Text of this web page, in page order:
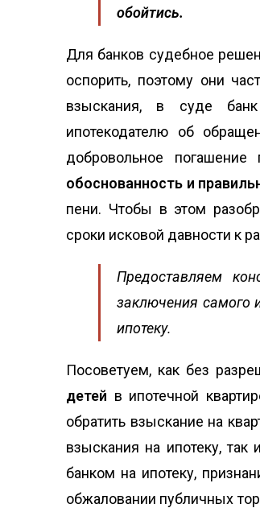
обойтись.
Для банков судебное
оспорить, поэтому они
взыскания, в суде
ипотекодателю об
добровольное
обоснованность и
пени. Чтобы в этом
сроки исковой давности к
Предоставляем
заключения самого
ипотеку.
Посоветуем, как без
детей в ипотечной
обратить взыскание на
взыскания на ипотеку,
банком на ипотеку,
обжаловании публичных